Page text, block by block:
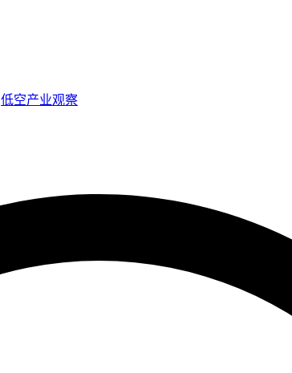
低空产业观察